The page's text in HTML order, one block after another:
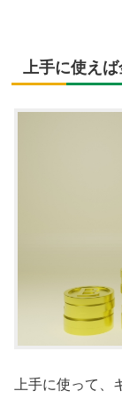
上手に使え
上手に使って、